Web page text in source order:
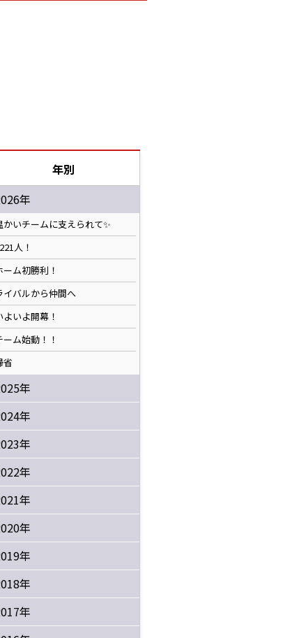
年別
年
かいチームに支えられて✨️
人！
ーム初勝利！
イバルから仲間へ
よいよ開幕！
ーム始動！！
省
年
年
年
年
年
年
年
年
年